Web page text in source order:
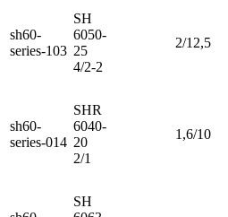
sh60-
series-103
SH
6050-
25
4/2-2
2/12,5
sh60-
series-014
SHR
6040-
20
2/1
1,6/10
SH